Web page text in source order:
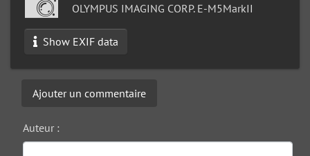
OLYMPUS IMAGING CORP. E-M5MarkII
Show EXIF data
Ajouter un commentaire
Auteur :